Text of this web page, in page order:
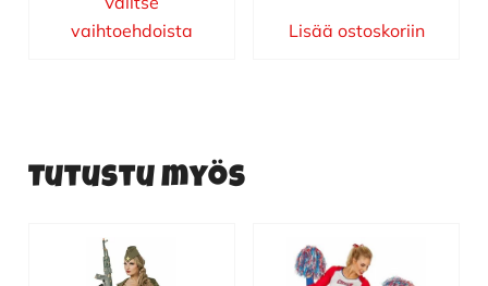
vaihtoehdoista
Lisää ostoskoriin
Tutustu myös
tuotteella
Tällä
tuotteella